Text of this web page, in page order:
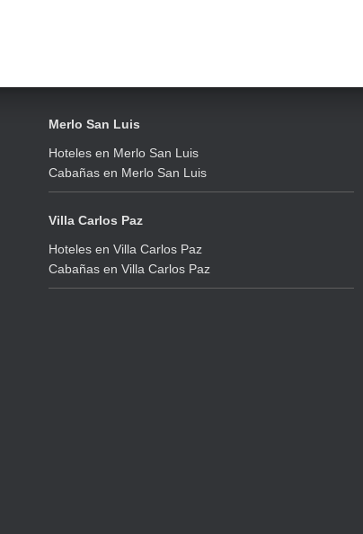
Merlo San Luis
Hoteles en Merlo San Luis
Cabañas en Merlo San Luis
Villa Carlos Paz
Hoteles en Villa Carlos Paz
Cabañas en Villa Carlos Paz